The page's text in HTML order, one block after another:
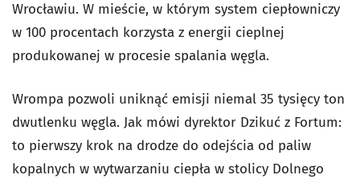
Wrocławiu. W mieście, w którym system ciepłowniczy
w 100 procentach korzysta z energii cieplnej
produkowanej w procesie spalania węgla.
Wrompa pozwoli uniknąć emisji niemal 35 tysięcy ton
dwutlenku węgla. Jak mówi dyrektor Dzikuć z Fortum:
to pierwszy krok na drodze do odejścia od paliw
kopalnych w wytwarzaniu ciepła w stolicy Dolnego